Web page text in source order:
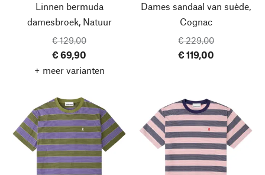
Linnen bermuda
damesbroek, Natuur
€ 129,00
€ 69,90
+ meer varianten
Dames sandaal van suède,
Cognac
€ 229,00
€ 119,00